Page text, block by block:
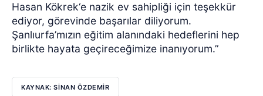
Hasan Kökrek‘e nazik ev sahipliği için teşekkür
ediyor, görevinde başarılar diliyorum.
Şanlıurfa’mızın eğitim alanındaki hedeflerini hep
birlikte hayata geçireceğimize inanıyorum.”
KAYNAK: SİNAN ÖZDEMİR